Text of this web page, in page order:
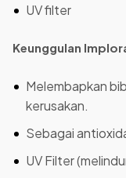
UV filter
Keunggulan
Melembapkan
kerusakan.
Sebagai
UV Filter